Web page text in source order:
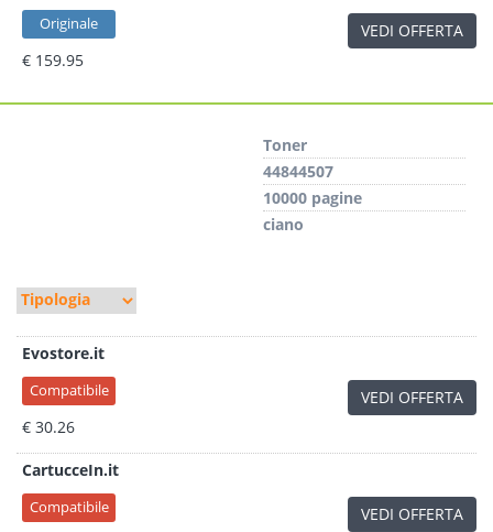
Originale
€ 159.95
VEDI OFFERTA
Toner
44844507
10000 pagine
ciano
Evostore.it
Compatibile
€ 30.26
VEDI OFFERTA
CartucceIn.it
Compatibile VEDI OFFERTA